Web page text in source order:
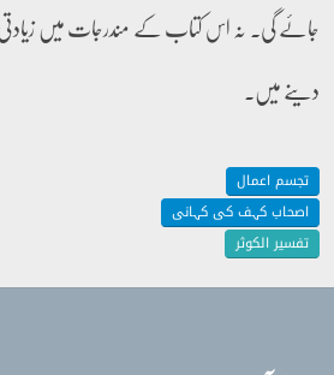
جائے گی۔ نہ اس کتاب کے مندرجات میں
دینے میں۔
تجسم اعمال
اصحاب کہف کی کہانی
تفسیر الکوثر